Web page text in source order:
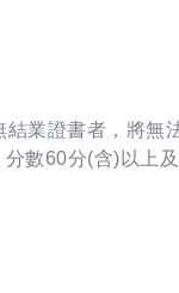
業證書者，將無
數60分(含)以上